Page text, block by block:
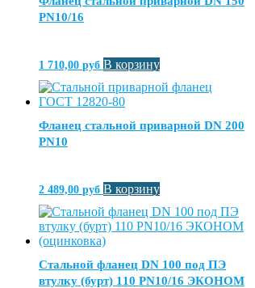
PN10/16
1 710,00 руб В корзину
Фланец стальной приварной DN 200
PN10
2 489,00 руб В корзину
Стальной фланец DN 100 под ПЭ
втулку (бурт) 110 PN10/16 ЭКОНОМ